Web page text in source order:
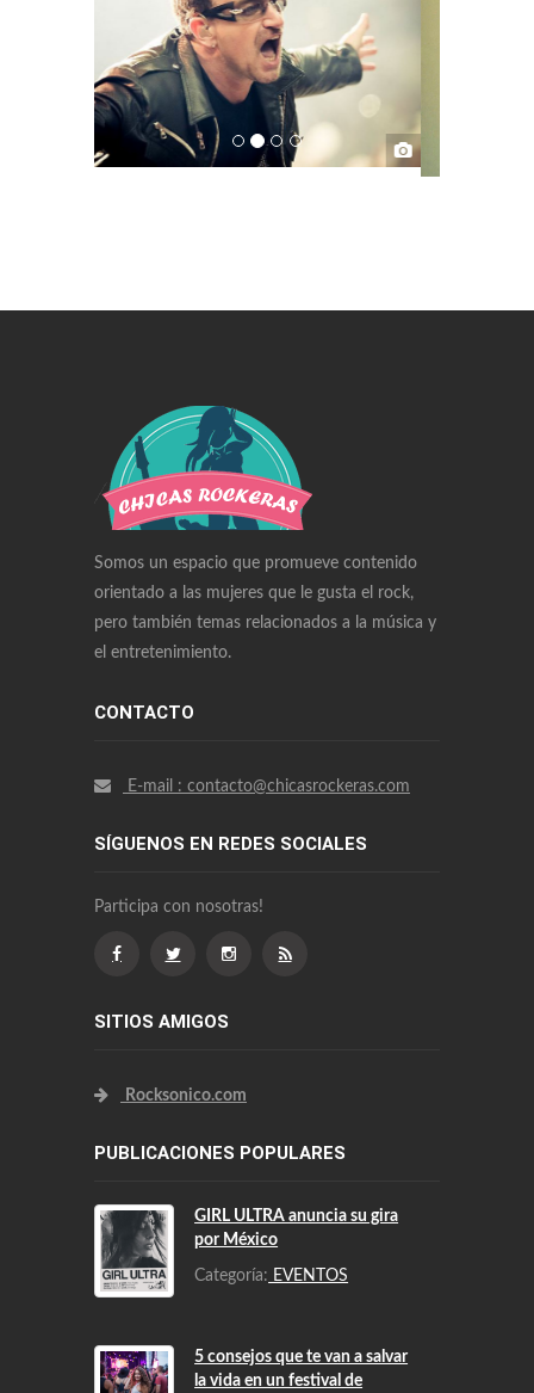
Somos un espacio que promueve contenido
orientado a las mujeres que le gusta el rock,
pero también temas relacionados a la música y
el entretenimiento.
CONTACTO
E-mail : contacto@chicasrockeras.com
SÍGUENOS EN REDES SOCIALES
Participa con nosotras!
SITIOS AMIGOS
Rocksonico.com
Swiss Replica Watches
Audemars Piguet Watches Replica
Rolex Watches Replica
Richard Mille Watches Replica
Omega Watches Replica
PUBLICACIONES POPULARES
GIRL ULTRA anuncia su gira
por México
Categoría: EVENTOS
5 consejos que te van a salvar
la vida en un festival de